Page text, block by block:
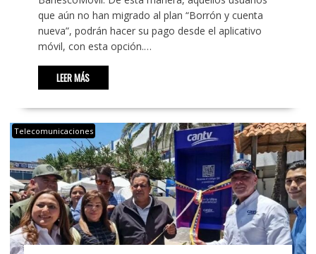
que aún no han migrado al plan “Borrón y cuenta
nueva”, podrán hacer su pago desde el aplicativo
móvil, con esta opción.…
LEER MÁS
Telecomunicaciones